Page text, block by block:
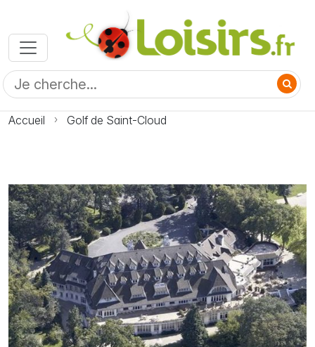
Accueil Golf de Saint-Cloud
Photo Golf de Saint-Cloud